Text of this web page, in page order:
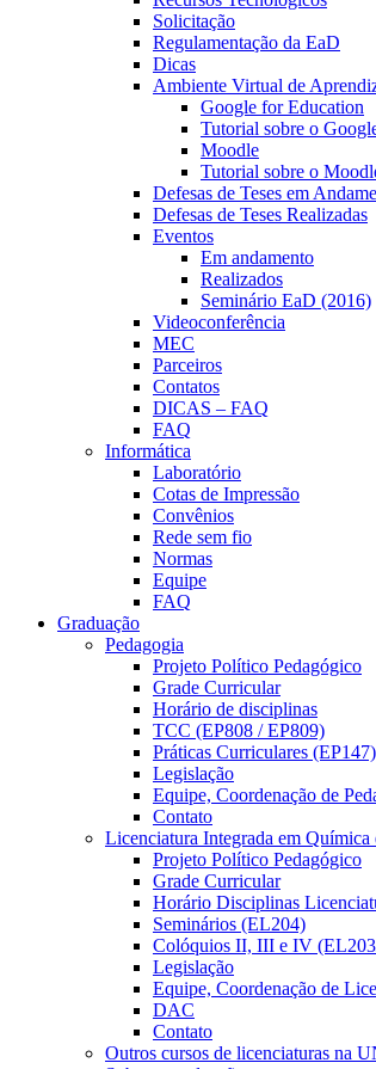
Solicitação
Regulamentação da EaD
Dicas
Ambiente Virtual de
Google for Education
Tutorial sobre o
Moodle
Tutorial sobre o
Defesas de Teses em
Defesas de Teses Realizadas
Eventos
Em andamento
Realizados
Seminário EaD (2016)
Videoconferência
MEC
Parceiros
Contatos
DICAS – FAQ
FAQ
Informática
Laboratório
Cotas de Impressão
Convênios
Rede sem fio
Normas
Equipe
FAQ
Graduação
Pedagogia
Projeto Político Pedagógico
Grade Curricular
Horário de disciplinas
TCC (EP808 / EP809)
Práticas Curriculares (EP147)
Legislação
Equipe, Coordenação de
Contato
Licenciatura Integrada em Química
Projeto Político Pedagógico
Grade Curricular
Horário Disciplinas
Seminários (EL204)
Colóquios II, III e IV
Legislação
Equipe, Coordenação de
DAC
Contato
Outros cursos de licenciaturas na